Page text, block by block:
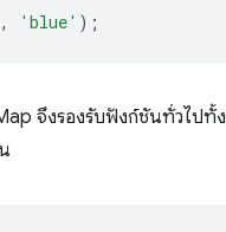
, 'blue' );
จึงรองรับฟังก์ชันทั่วไปทั้